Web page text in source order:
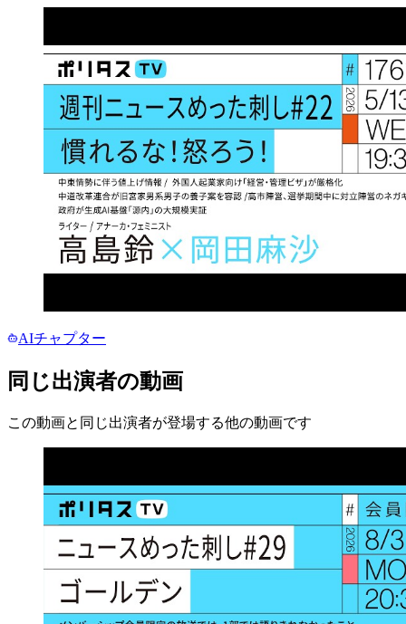
AIチャプター
同じ出演者の動画
この動画と同じ出演者が登場する他の動画です